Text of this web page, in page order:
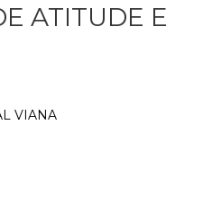
ATITUDE E
VIANA